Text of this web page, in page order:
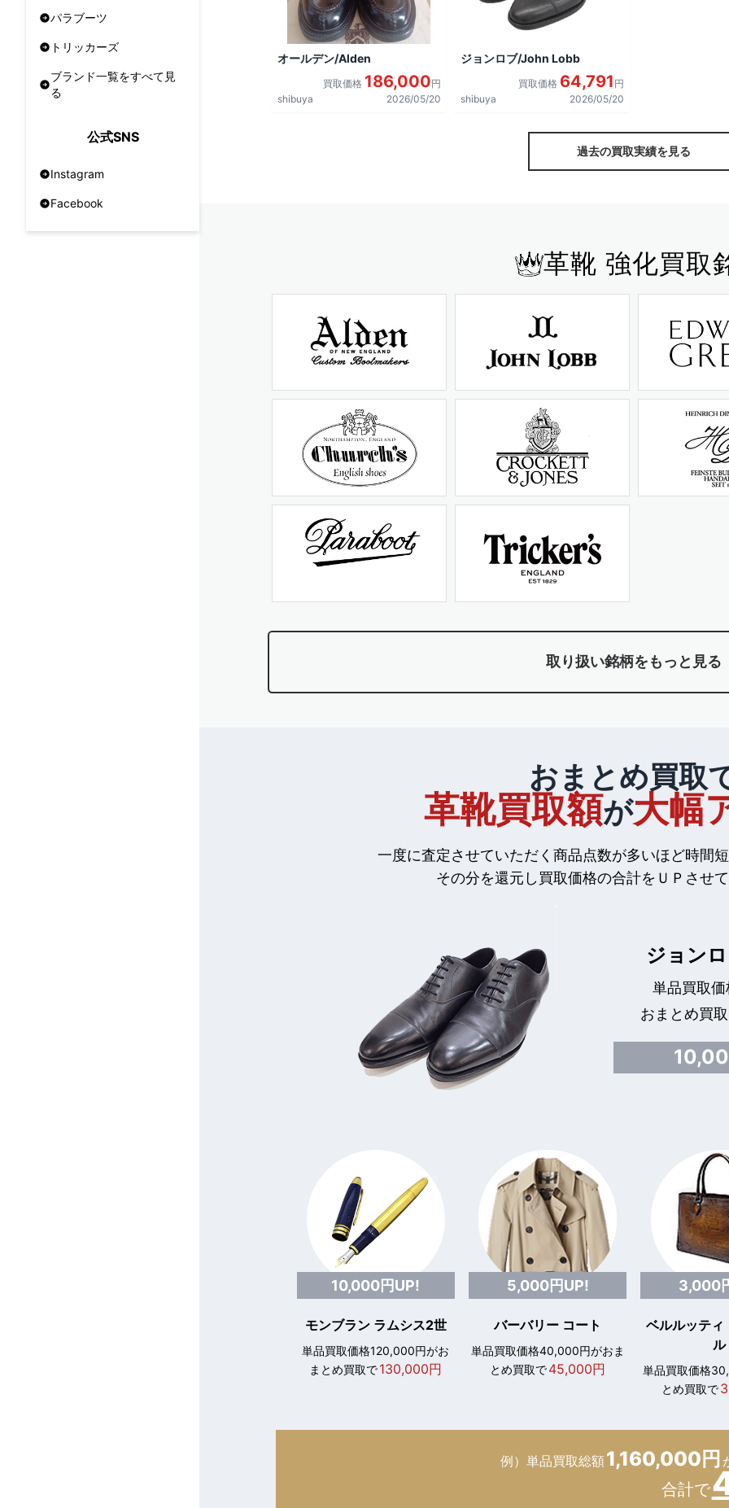
パラブーツ
トリッカーズ
ブランド一覧をすべて見
る
公式SNS
Instagram
Facebook
オールデン/Alden
買取価格 186,000円
shibuya
2026/05/20
ジョンロブ/John Lobb
買取価格 64,791 円
shibuya
2026/05/20
過去の買取実績を見る
革靴 強化買取
取り扱い銘柄をもっと見る
おまとめ買取
革靴買取額が大幅
一度に査定させていただく商品点数が多いほど時間
その分を還元し買取価格の合計をＵＰさせ
ジョン
単品買取
おまとめ買
10,000円UP!
モンブラン ラムシス2世
単品買取価格120,000円がお
まとめ買取で130,000円
5,000円UP!
バーバリー コート
単品買取価格40,000円がおま
とめ買取で45,000円
3,000
ベルルッティ
ル
単品買取価格
とめ買取で
例）単品買取総額1,160,000円
合計で